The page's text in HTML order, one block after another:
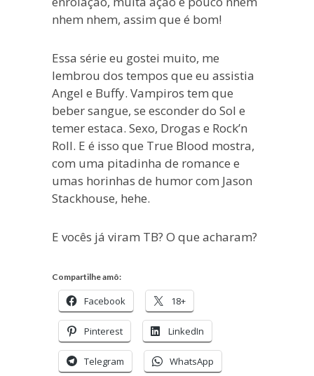
nhem nhem, assim que é bom!
Essa série eu gostei muito, me
lembrou dos tempos que eu assistia
Angel e Buffy. Vampiros tem que
beber sangue, se esconder do Sol e
temer estaca. Sexo, Drogas e Rock’n
Roll. E é isso que True Blood mostra,
com uma pitadinha de romance e
umas horinhas de humor com Jason
Stackhouse, hehe.
E vocês já viram TB? O que acharam?
Compartilhe amô:
Facebook 18+
Pinterest LinkedIn
Telegram WhatsApp